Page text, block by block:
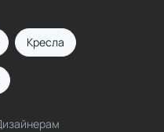
Кресла